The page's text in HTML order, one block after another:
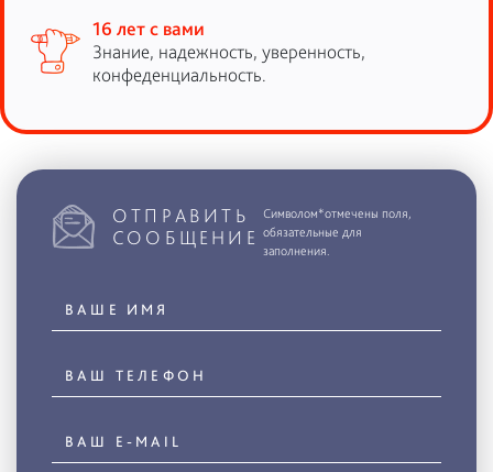
16 лет с вами
Знание, надежность, уверенность,
конфеденциальность.
ОТПРАВИТЬ
СООБЩЕНИЕ
Символом*отмечены поля,
обязательные для
заполнения.